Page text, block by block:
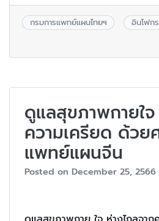
กรมการแพทย์แผนไทยฯ
อินโฟก
ดูแลสุขภาพกายใ
ความเครียด ด้วย
แพทย์แผนจีน
Posted on December 25, 2566